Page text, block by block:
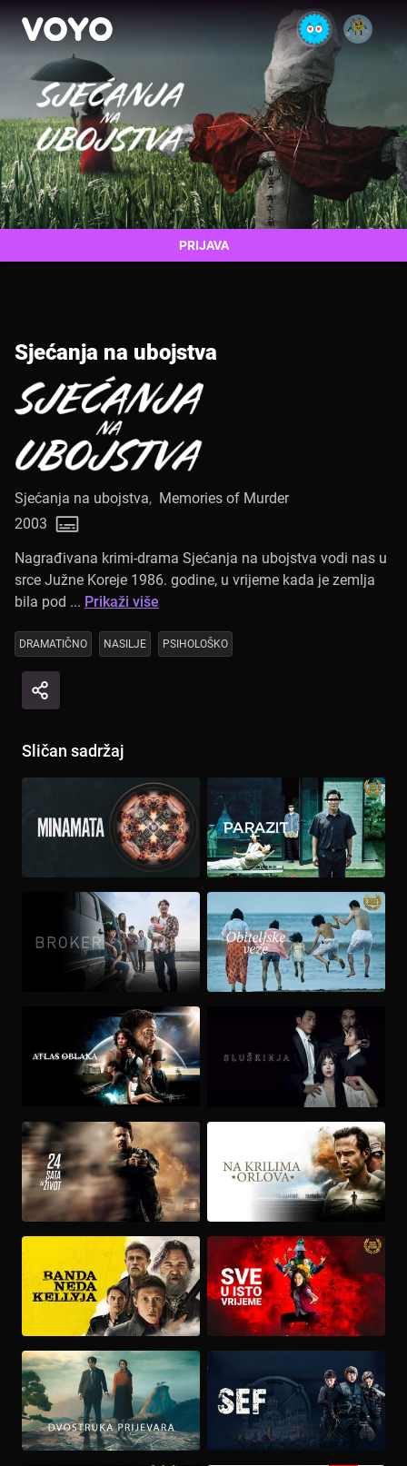
Sjećanja na ubojstva
Sjećanja na ubojstva, Memories of Murder
2003
Nagrađivana krimi-drama Sjećanja na ubojstva vodi nas u
srce Južne Koreje 1986. godine, u vrijeme kada je zemlja
bila pod ... Prikaži više
DRAMATIČNO NASILJE PSIHOLOŠKO
PRIJAVA
Sličan sadržaj